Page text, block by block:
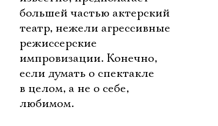
большей частью актерский
театр, нежели агрессивные
режиссерские
импровизации. Конечно,
если думать о спектакле
в целом, а не о себе,
любимом.